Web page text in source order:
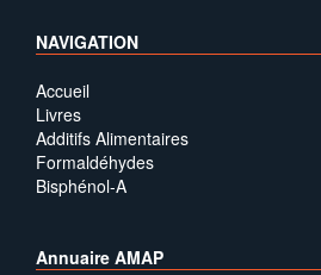
NAVIGATION
Accueil
Livres
Additifs Alimentaires
Formaldéhydes
Bisphénol-A
Annuaire AMAP